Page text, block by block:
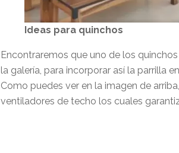
Ideas para quinchos
Encontraremos que uno de los
la galería, para incorporar así la parrilla
Como puedes ver en la imagen de
ventiladores de techo los cuales